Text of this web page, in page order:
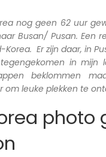
nog geen 62 uur
Busan/ Pusan. Een
Korea. Er zijn daar, in
in mijn
beklommen
om leuke plekken te
photo